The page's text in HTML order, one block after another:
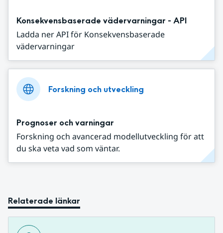
Konsekvensbaserade vädervarningar - API
Ladda ner API för Konsekvensbaserade
vädervarningar
Forskning och utveckling
Prognoser och varningar
Forskning och avancerad modellutveckling för att
du ska veta vad som väntar.
Relaterade länkar